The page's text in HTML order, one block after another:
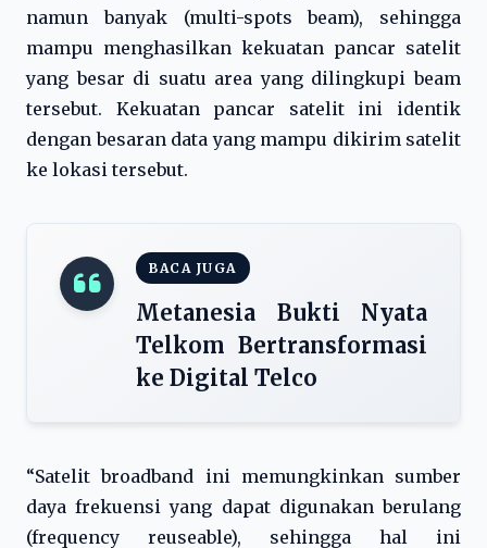
namun banyak (multi-spots beam), sehingga
mampu menghasilkan kekuatan pancar satelit
yang besar di suatu area yang dilingkupi beam
tersebut. Kekuatan pancar satelit ini identik
dengan besaran data yang mampu dikirim satelit
ke lokasi tersebut.
BACA JUGA
Metanesia Bukti Nyata
Telkom Bertransformasi
ke Digital Telco
“Satelit broadband ini memungkinkan sumber
daya frekuensi yang dapat digunakan berulang
(frequency reuseable), sehingga hal ini